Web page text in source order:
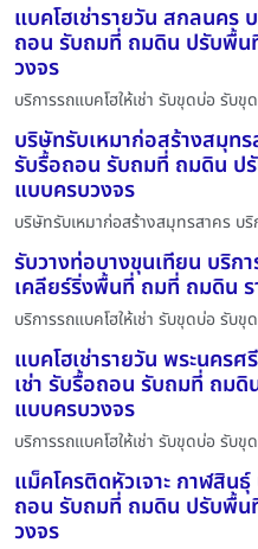
แบคโฮเช่ารายวัน สกลนคร
ถอน รับถมที่ ถมดิน ปรับพื้น
วงจร
บริการรถแบคโฮให้เช่า รับขุดบ่อ รับ
บริษัทรับเหมาก่อสร้างสมุทร
รับรื้อถอน รับถมที่ ถมดิน ป
แบบครบวงจร
บริษัทรับเหมาก่อสร้างสมุทรสาคร บ
รับวางท่อบางขุนเทียน บริก
เคลียร์ริ่งพื้นที่ ถมที่ ถมดิน ร
บริการรถแบคโฮให้เช่า รับขุดบ่อ รับ
แบคโฮเช่ารายวัน พระนคร
เช่า รับรื้อถอน รับถมที่ ถม
แบบครบวงจร
บริการรถแบคโฮให้เช่า รับขุดบ่อ รับ
แม็คโครติดหัวเจาะ กาฬสิน
ถอน รับถมที่ ถมดิน ปรับพื้น
วงจร